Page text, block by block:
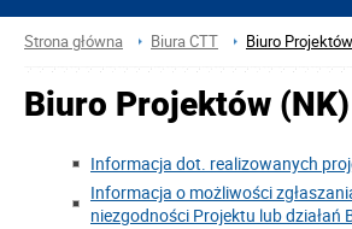
Strona główna Biura CTT Biuro
Biuro Projektów (NK)
Informacja dot. realizowanych
Informacja o możliwości
niezgodności Projektu lub działań